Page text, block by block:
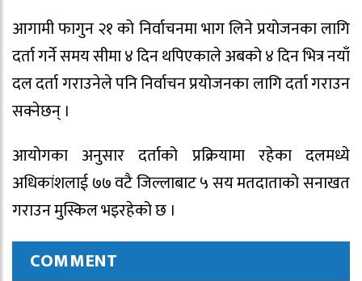
आगामी फागुन २१ को निर्वाचनमा भाग लिने प्रयोजनका लागि
दर्ता गर्ने समय सीमा ४ दिन थपिएकाले अबको ४ दिन भित्र नयाँ
दल दर्ता गराउनेले पनि निर्वाचन प्रयोजनका लागि दर्ता गराउन
सक्नेछन् ।
आयोगका अनुसार दर्ताको प्रक्रियामा रहेका दलमध्ये
अधिकांशलाई ७७ वटै जिल्लाबाट ५ सय मतदाताको सनाखत
गराउन मुस्किल भइरहेको छ ।
COMMENT